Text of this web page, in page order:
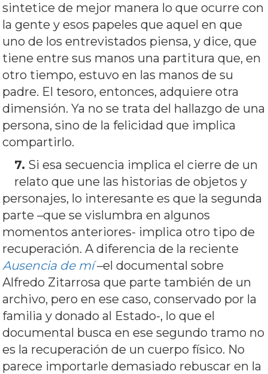
sintetice de mejor manera lo que ocurre con
la gente y esos papeles que aquel en que
uno de los entrevistados piensa, y dice, que
tiene entre sus manos una partitura que, en
otro tiempo, estuvo en las manos de su
padre. El tesoro, entonces, adquiere otra
dimensión. Ya no se trata del hallazgo de una
persona, sino de la felicidad que implica
compartirlo.
7. Si esa secuencia implica el cierre de un
relato que une las historias de objetos y
personajes, lo interesante es que la segunda
parte –que se vislumbra en algunos
momentos anteriores- implica otro tipo de
recuperación. A diferencia de la reciente
Ausencia de mí–el documental sobre
Alfredo Zitarrosa que parte también de un
archivo, pero en ese caso, conservado por la
familia y donado al Estado-, lo que el
documental busca en ese segundo tramo no
es la recuperación de un cuerpo físico. No
parece importarle demasiado rebuscar en la